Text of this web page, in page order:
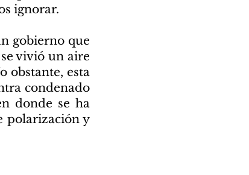
ignorar.
gobierno que
vivió un aire
obstante, esta
condenado
donde se ha
polarización y